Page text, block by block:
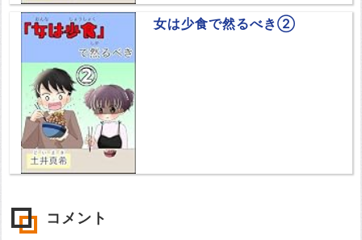
女は少食で然るべき②
コメント